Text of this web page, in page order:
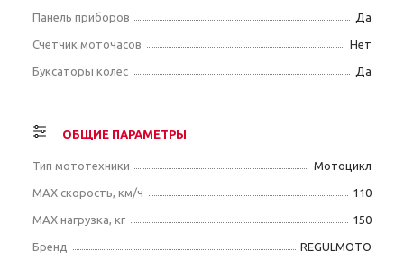
Панель приборов Да
Счетчик моточасов Нет
Буксаторы колес Да
ОБЩИЕ ПАРАМЕТРЫ
Тип мототехники Мотоцикл
MAX скорость, км/ч 110
MAX нагрузка, кг 150
Бренд REGULMOTO